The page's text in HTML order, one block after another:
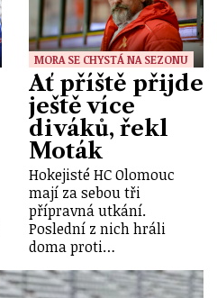
MORA SE CHYSTÁ NA SEZONU
Ať příště přijde
ještě více
diváků, řekl
Moták
Hokejisté HC Olomouc
mají za sebou tři
přípravná utkání.
Poslední z nich hráli
doma proti…